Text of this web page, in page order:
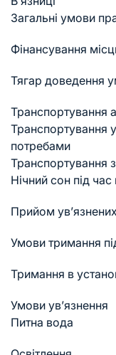
Загальні умови
Фінансування
Тягар доведення
Транспортування
Транспортування
потребами
Транспортування
Нічний сон під
Прийом ув’язнених
Умови тримання
Тримання в
Умови ув’язнення
Питна вода